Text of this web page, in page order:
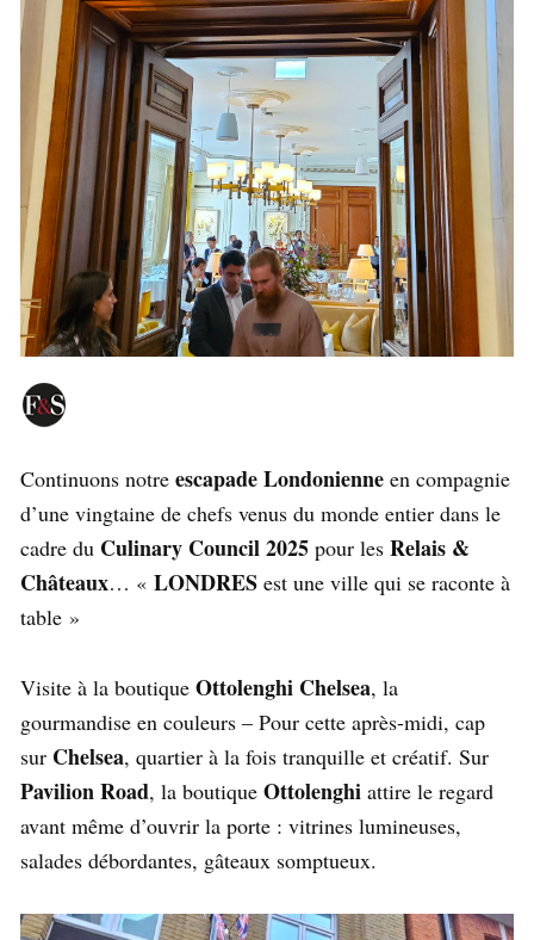
Continuons notre escapade Londonienne en compagnie
d’une vingtaine de chefs venus du monde entier dans le
cadre du Culinary Council 2025 pour les Relais &
Châteaux… « LONDRES est une ville qui se raconte à
table »
Visite à la boutique Ottolenghi Chelsea, la
gourmandise en couleurs – Pour cette après-midi, cap
sur Chelsea, quartier à la fois tranquille et créatif. Sur
Pavilion Road, la boutique Ottolenghi attire le regard
avant même d’ouvrir la porte : vitrines lumineuses,
salades débordantes, gâteaux somptueux.